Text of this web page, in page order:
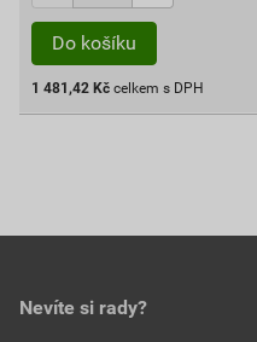
Do košíku
1 481,42 Kč celkem s DPH
Nevíte si rady?